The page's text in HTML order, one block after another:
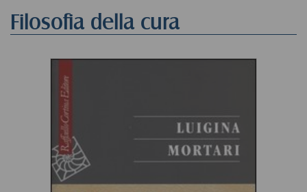
Filosofia della cura